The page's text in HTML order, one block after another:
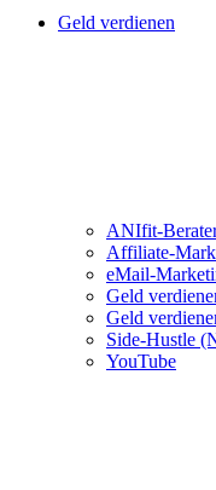
Geld verdienen
ANIfit-
Affiliate-
eMail-
Geld
Geld
Side-Hustle
YouTube